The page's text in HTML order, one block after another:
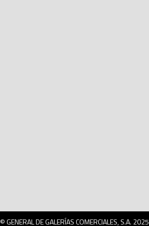
© GENERAL DE GALERÍAS COMERCIALES, S.A. 2025